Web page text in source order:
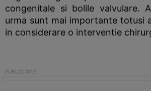
congenitale si bolile valvulare.
urma sunt mai importante totusi
in considerare o interventie